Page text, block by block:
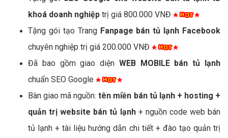
khoá doanh nghiệp trị giá 800.000 VNĐ
Tặng gói tạo Trang Fanpage bán tủ lạnh Facebook
chuyên nghiệp trị giá 200.000 VNĐ
Đã bao gồm giao diện WEB MOBILE bán tủ lạnh
chuẩn SEO Google
Bàn giao mã nguồn:tên miền bán tủ lạnh + hosting +
quản trị website bán tủ lạnh+ nguồn code web bán
tủ lạnh + tài liệu hướng dẫn chi tiết + đào tạo quản trị